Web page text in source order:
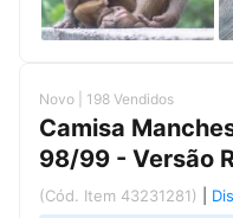
Novo | 198 Vendidos
Camisa
98/99 - Versão
(Cód. Item 43231281)